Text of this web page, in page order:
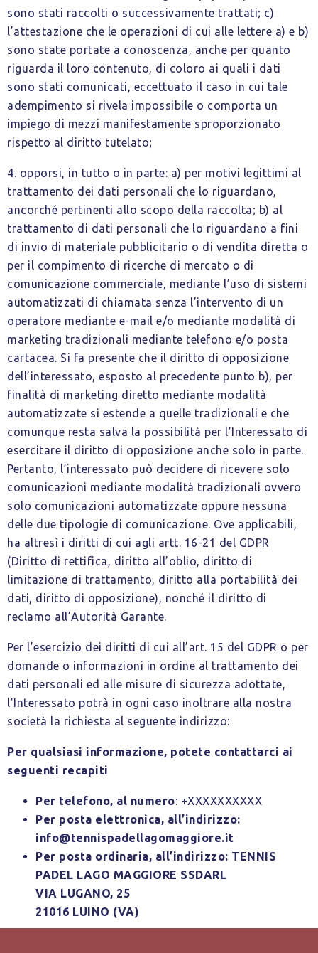
sono stati raccolti o successivamente trattati; c)
l’attestazione che le operazioni di cui alle lettere a) e b)
sono state portate a conoscenza, anche per quanto
riguarda il loro contenuto, di coloro ai quali i dati
sono stati comunicati, eccettuato il caso in cui tale
adempimento si rivela impossibile o comporta un
impiego di mezzi manifestamente sproporzionato
rispetto al diritto tutelato;
4. opporsi, in tutto o in parte: a) per motivi legittimi al
trattamento dei dati personali che lo riguardano,
ancorché pertinenti allo scopo della raccolta; b) al
trattamento di dati personali che lo riguardano a fini
di invio di materiale pubblicitario o di vendita diretta o
per il compimento di ricerche di mercato o di
comunicazione commerciale, mediante l’uso di sistemi
automatizzati di chiamata senza l’intervento di un
operatore mediante e-mail e/o mediante modalità di
marketing tradizionali mediante telefono e/o posta
cartacea. Si fa presente che il diritto di opposizione
dell’interessato, esposto al precedente punto b), per
finalità di marketing diretto mediante modalità
automatizzate si estende a quelle tradizionali e che
comunque resta salva la possibilità per l’Interessato di
esercitare il diritto di opposizione anche solo in parte.
Pertanto, l’interessato può decidere di ricevere solo
comunicazioni mediante modalità tradizionali ovvero
solo comunicazioni automatizzate oppure nessuna
delle due tipologie di comunicazione. Ove applicabili,
ha altresì i diritti di cui agli artt. 16-21 del GDPR
(Diritto di rettifica, diritto all’oblio, diritto di
limitazione di trattamento, diritto alla portabilità dei
dati, diritto di opposizione), nonché il diritto di
reclamo all’Autorità Garante.
Per l’esercizio dei diritti di cui all’art. 15 del GDPR o per
domande o informazioni in ordine al trattamento dei
dati personali ed alle misure di sicurezza adottate,
l’Interessato potrà in ogni caso inoltrare alla nostra
società la richiesta al seguente indirizzo:
Per qualsiasi informazione, potete contattarci ai
seguenti recapiti
Per telefono, al numero: +XXXXXXXXXX
Per posta elettronica, all’indirizzo:
info@tennispadellagomaggiore.it
Per posta ordinaria, all’indirizzo: TENNIS
PADEL LAGO MAGGIORE SSDARL
VIA LUGANO, 25
21016 LUINO (VA)